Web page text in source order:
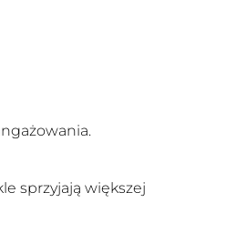
sprzyjają większej